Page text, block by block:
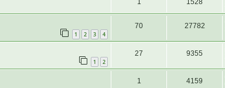
1 1528
1 2 3 4
70 27782
1 2
27 9355
1 4159